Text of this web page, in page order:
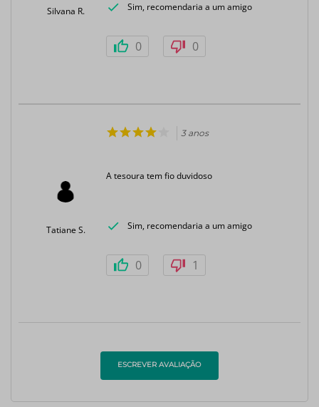
Silvana R. Sim, recomendaria a um amigo
0 0
Tatiane S.
3 anos
A tesoura tem fio duvidoso
Sim, recomendaria a um amigo
0 1
ESCREVER AVALIAÇÃO